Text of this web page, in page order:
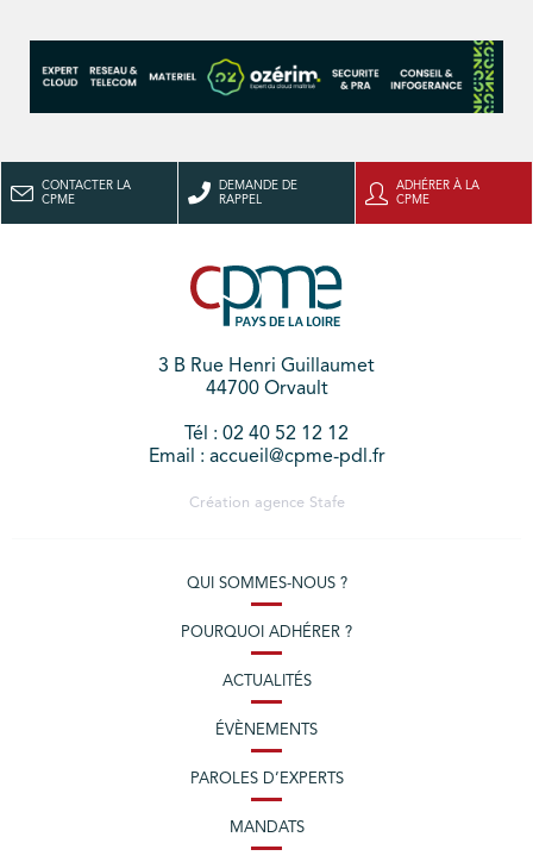
CONTACTER LA
CPME
DEMANDE DE
RAPPEL
ADHÉRER À LA
CPME
3 B Rue Henri Guillaumet
44700 Orvault
Tél : 02 40 52 12 12
Email : accueil@cpme-pdl.fr
Création agence Stafe
QUI SOMMES-NOUS ?
POURQUOI ADHÉRER ?
ACTUALITÉS
ÉVÈNEMENTS
PAROLES D’EXPERTS
MANDATS